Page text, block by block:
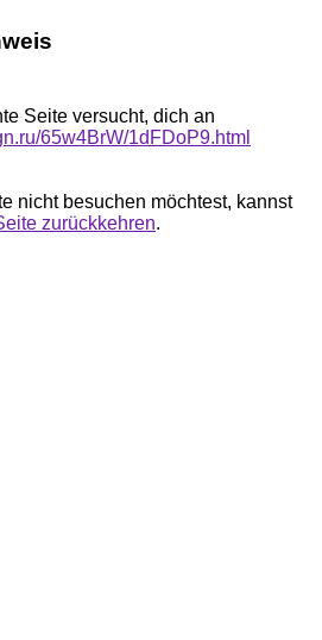
Seite versucht, dich an
65w4BrW/1dFDoP9.html
nicht besuchen möchtest, kannst
zurückkehren.